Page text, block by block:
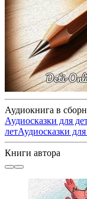
Аудиокнига в
Аудиосказки для
летАудиосказки
Книги автора